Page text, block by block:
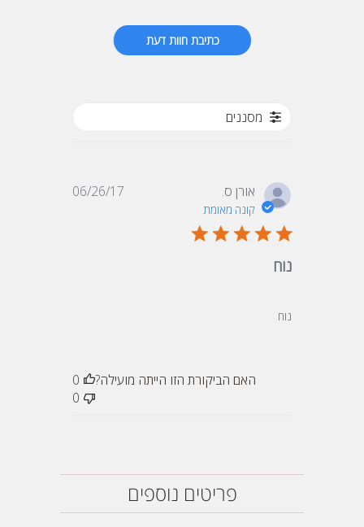
כתיבת חוות דעת
מסננים
אורן ס.
קונה מאומת
נוח
נוח
06/26/17
האם הביקורת הזו הייתה מועילה?
0
0
פריטים נוספים